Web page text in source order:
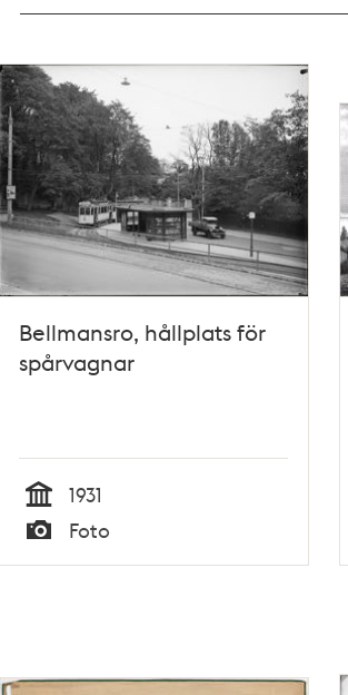
Bellmansro, hållplats för
spårvagnar
Tid
1931
Typ
Foto